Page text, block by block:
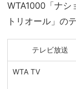
WTA1000「ナシ
トリオール」の
テレビ放送
WTA TV